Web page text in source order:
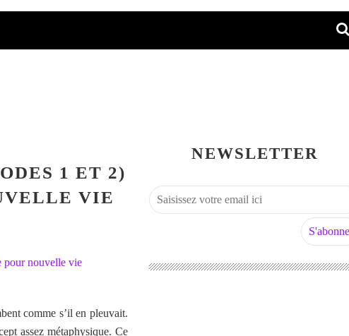
1 ET 2)
VIE
comme s’il en pleuvait.
assez métaphysique. Ce
NEWSLETTER